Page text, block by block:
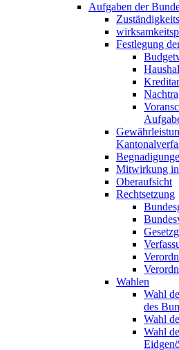
Aufgaben der
Festlegung
Mitwirkung
Oberaufsicht
Rechtsetzung
Wahlen
Wahl
des
Wahl
Wahl